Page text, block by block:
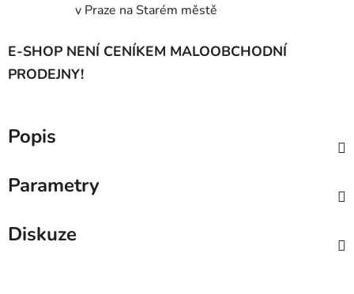
v Praze na Starém městě
E-SHOP NENÍ CENÍKEM MALOOBCHODNÍ
PRODEJNY!
Popis
Parametry
Diskuze